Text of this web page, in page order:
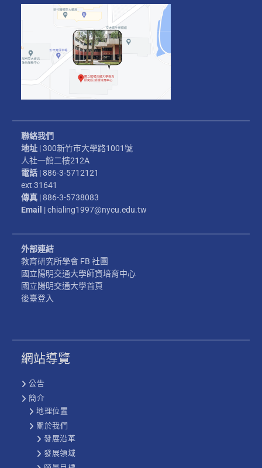
聯絡我們
地址 | 300新竹市大學路1001號
人社一館二樓212A
電話 | 886-3-5712121
ext 31641
傳真 | 886-3-5738083
Email | chialing1997@nycu.edu.tw
外部連結
教育研究所學會 FB 社團
國立陽明交通大學師資培育中心
國立陽明交通大學首頁
後臺登入
網站導覽
公告
簡介
地理位置
關於我們
發展沿革
發展領域